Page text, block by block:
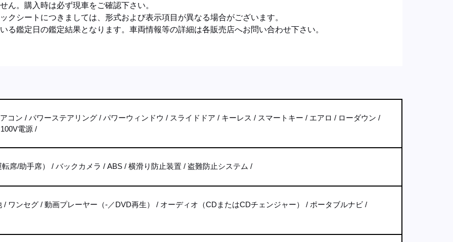
。購入時は必ず現車をご確認下さい。
シートにつきましては、形式および表示項目が異なる場合がございます。
鑑定日の鑑定結果となります。車両情報等の詳細は各販売店へお問い合わせ下さい。
コン パワーステアリング パワーウィンドウ スライドドア キーレス スマートキー エアロ
ローダウン
100V電源
席/助手席） バックカメラ ABS 横滑り防止装置 盗難防止システム
ワンセグ 動画プレーヤー（-／DVD再生） オーディオ（CDまたはCDチェンジャー） ポータブルナビ